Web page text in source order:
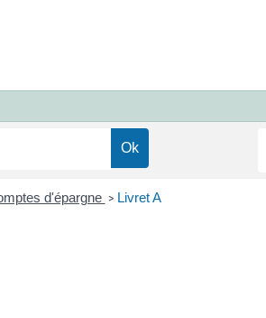
d'épargne > Livret A